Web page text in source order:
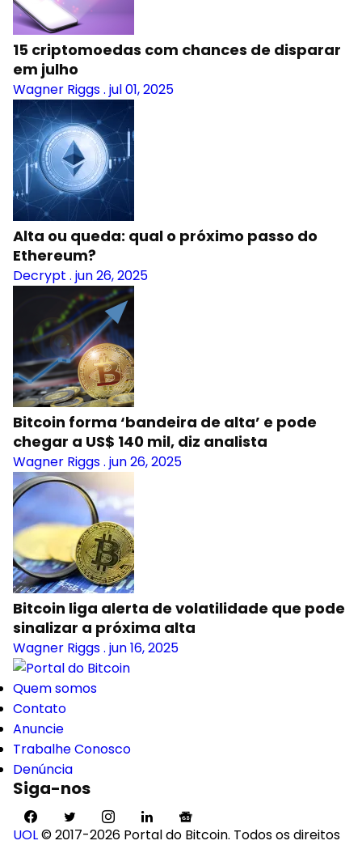
15 criptomoedas com chances de disparar
em julho
Wagner Riggs. jul 01, 2025
Alta ou queda: qual o próximo passo do
Ethereum?
Decrypt . jun 26, 2025
Bitcoin forma ‘bandeira de alta’ e pode
chegar a US$ 140 mil, diz analista
Wagner Riggs. jun 26, 2025
Bitcoin liga alerta de volatilidade que pode
sinalizar a próxima alta
Wagner Riggs. jun 16, 2025
Quem somos
Contato
Anuncie
Trabalhe Conosco
Denúncia
Siga-nos
UOL© 2017-2026 Portal do Bitcoin. Todos os direitos